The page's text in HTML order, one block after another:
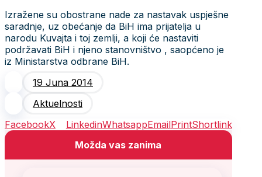
Izražene su obostrane nade za nastavak uspješne
saradnje, uz obećanje da BiH ima prijatelja u
narodu Kuvajta i toj zemlji, a koji će nastaviti
podržavati BiH i njeno stanovništvo , saopćeno je
iz Ministarstva odbrane BiH.
19 Juna 2014
Aktuelnosti
FacebookX LinkedinWhatsappEmailPrintShortlink
Možda vas zanima